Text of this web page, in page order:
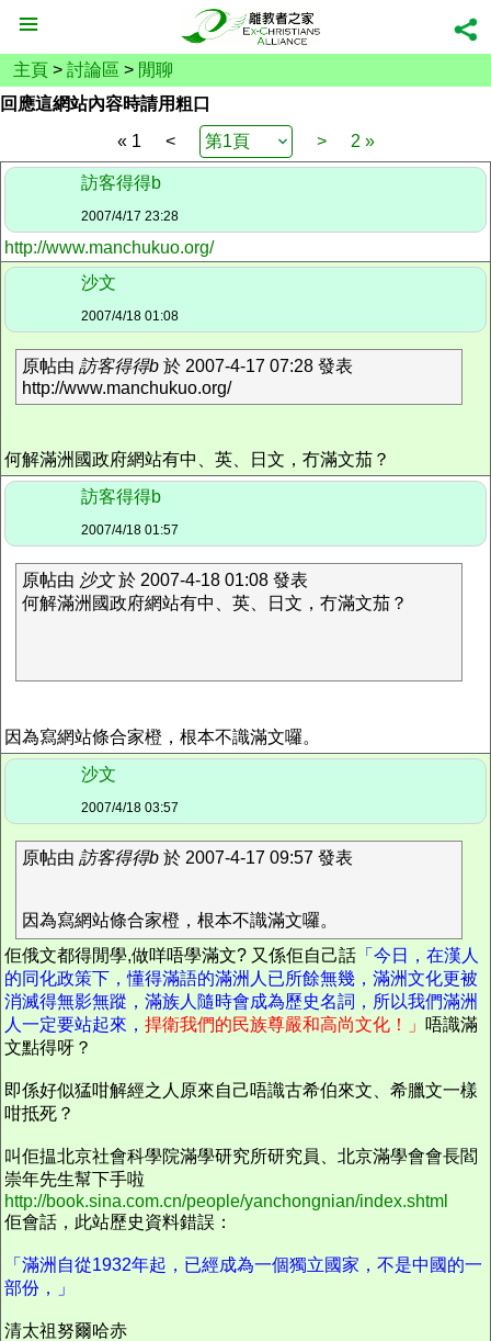
主頁 > 討論區 > 閒聊
回應這網站內容時請用粗口
« 1
< > 2 »
訪客得得b
2007/4/17 23:28
http://www.manchukuo.org/
沙文
2007/4/18 01:08
原帖由 訪客得得b 於 2007-4-17 07:28 發表
http://www.manchukuo.org/
何解滿洲國政府網站有中、英、日文，冇滿文茄？
訪客得得b
2007/4/18 01:57
原帖由 沙文於 2007-4-18 01:08 發表
何解滿洲國政府網站有中、英、日文，冇滿文茄？
因為寫網站條合家橙，根本不識滿文囉。
沙文
2007/4/18 03:57
原帖由 訪客得得b 於 2007-4-17 09:57 發表
因為寫網站條合家橙，根本不識滿文囉。
佢俄文都得閒學,做咩唔學滿文? 又係佢自己話 「今日，在漢人
的同化政策下，懂得滿語的滿洲人已所餘無幾，滿洲文化更被
消滅得無影無蹤，滿族人隨時會成為歷史名詞，所以我們滿洲
人一定要站起來， 捍衛我們的民族尊嚴和高尚文化！」 唔識滿
文點得呀？
即係好似猛咁解經之人原來自己唔識古希伯來文、希臘文一樣
咁抵死？
叫佢揾北京社會科學院滿學研究所研究員、北京滿學會會長閻
崇年先生幫下手啦
http://book.sina.com.cn/people/yanchongnian/index.shtml
佢會話，此站歷史資料錯誤：
「滿洲自從1932年起，已經成為一個獨立國家，不是中國的一
部份，」
清太祖努爾哈赤